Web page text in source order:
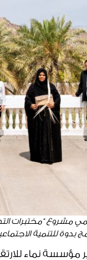
“مختبرات
بدوة للتنمية
نماء للارتقاء